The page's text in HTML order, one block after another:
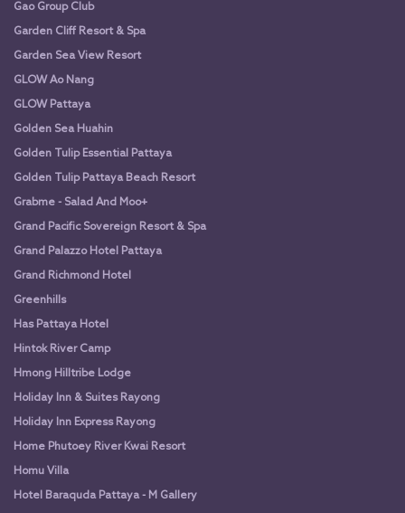
Gao Group Club
Garden Cliff Resort & Spa
Garden Sea View Resort
GLOW Ao Nang
GLOW Pattaya
Golden Sea Huahin
Golden Tulip Essential Pattaya
Golden Tulip Pattaya Beach Resort
Grabme - Salad And Moo+
Grand Pacific Sovereign Resort & Spa
Grand Palazzo Hotel Pattaya
Grand Richmond Hotel
Greenhills
Has Pattaya Hotel
Hintok River Camp
Hmong Hilltribe Lodge
Holiday Inn & Suites Rayong
Holiday Inn Express Rayong
Home Phutoey River Kwai Resort
Homu Villa
Hotel Baraquda Pattaya - M Gallery